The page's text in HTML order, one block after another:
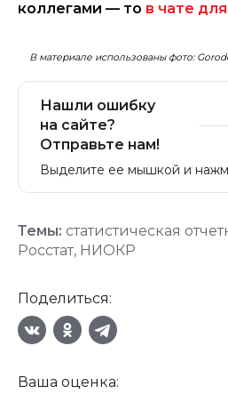
коллегами — то в чате
В материале использованы фото:
Нашли ошибку
на сайте?
Отправьте нам!
Выделите ее мышкой и
Темы: статистическая
Росстат, НИОКР
Поделиться:
Ваша оценка: